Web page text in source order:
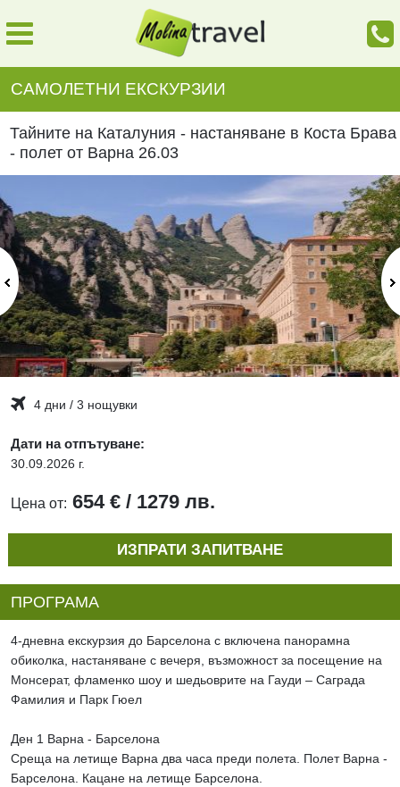
САМОЛЕТНИ ЕКСКУРЗИИ
Тайните на Каталуния - настаняване в Коста Брава
- полет от Варна 26.03
4 дни / 3 нощувки
Дати на отпътуване:
30.09.2026 г.
Цена от: 654 € / 1279 лв.
ИЗПРАТИ ЗАПИТВАНЕ
ПРОГРАМА
4-дневна екскурзия до Барселона с включена панорамна
обиколка, настаняване с вечеря, възможност за посещение на
Монсерат, фламенко шоу и шедьоврите на Гауди – Саграда
Фамилия и Парк Гюел
Ден 1 Варна - Барселона
Среща на летище Варна два часа преди полета. Полет Варна -
Барселона. Кацане на летище Барселона.